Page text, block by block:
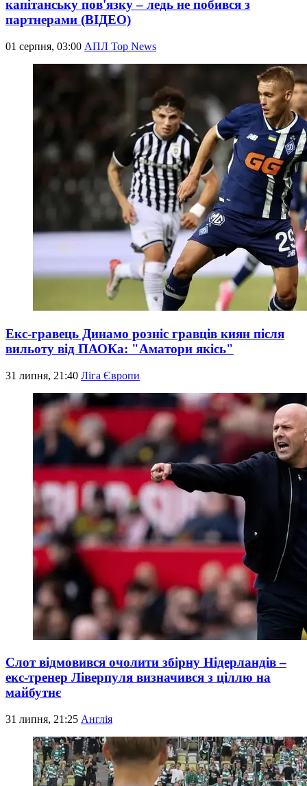
капітанську пов'язку – ледь не побився з
партнерами (ВІДЕО)
01 серпня, 03:00 АПЛ Top News
Екс-гравець Динамо розніс гравців киян після
вильоту від ПАОКа: "Аматори якісь"
31 липня, 21:40 Ліга Європи
Слот відмовився очолити збірну Нідерландів –
екс-тренер Ліверпуля визначився з ціллю на
майбутнє
31 липня, 21:25 Англія